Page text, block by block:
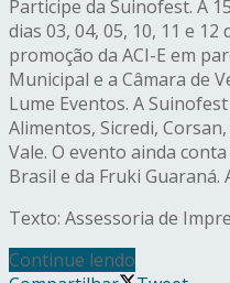
Participe da Suinofest. A
dias 03, 04, 05, 10, 11 e
promoção da ACI-E em
Municipal e a Câmara de
Lume Eventos. A
Alimentos, Sicredi,
Vale. O evento ainda
Brasil e da Fruki
Texto: Assessoria de
Continue lendo